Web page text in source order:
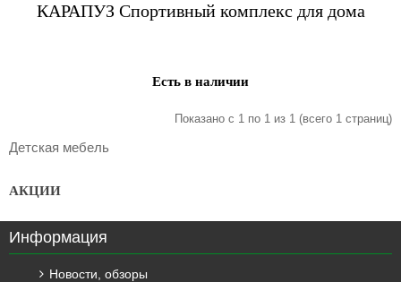
КАРАПУЗ Спортивный комплекс для дома
Есть в наличии
Показано с 1 по 1 из 1 (всего 1 страниц)
Детская мебель
АКЦИИ
Информация
Новости, обзоры